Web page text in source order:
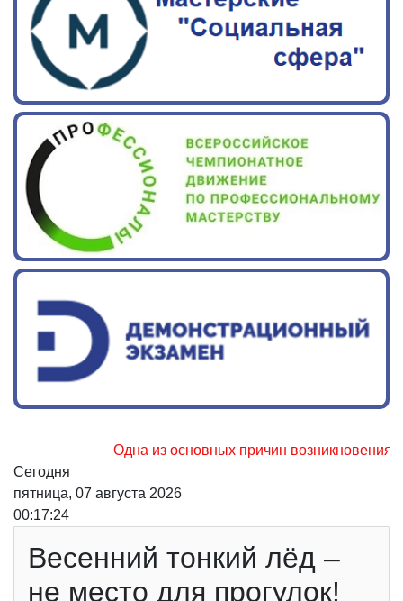
Одна из основных причин возникновения
Сегодня
пятница, 07 августа 2026
00:17:24
Весенний тонкий лёд –
не место для прогулок!